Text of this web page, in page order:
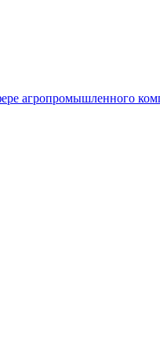
агропромышленного